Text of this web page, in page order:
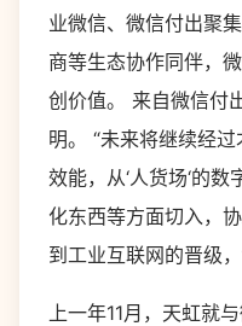
业微信、微信付出聚
商等生态协作同伴，
创价值。 来自微信付
明。 “未来将继续经
效能，从‘人货场‘的
化东西等方面切入，
到工业互联网的晋级
上一年11月，天虹就